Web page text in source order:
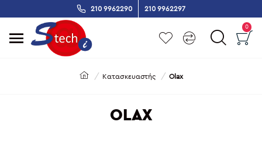
210 9962290 210 9962297
0
Κατασκευαστής Olax
OLAX